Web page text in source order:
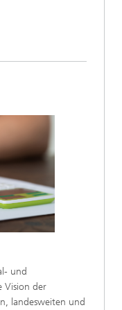
und
Vision der
landesweiten und